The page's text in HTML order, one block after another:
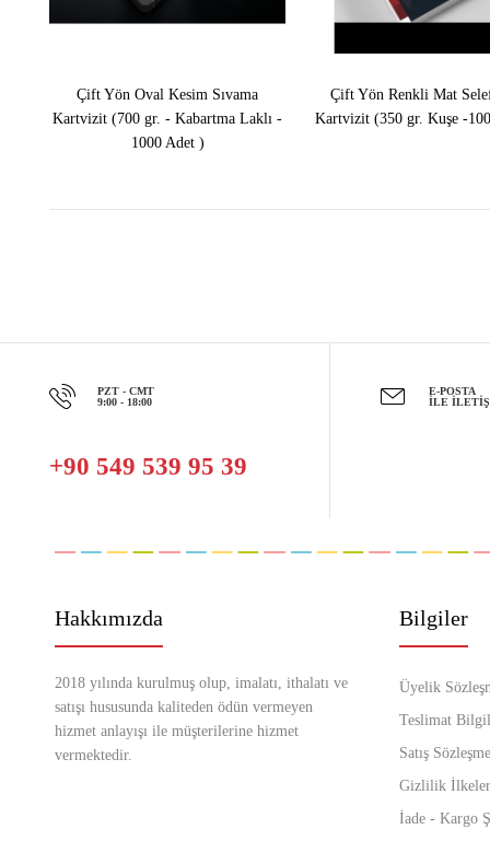
Çift Yön Oval Kesim Sıvama
Kartvizit (700 gr. - Kabartma Laklı -
1000 Adet )
Çift Yön Renkli Mat
Kartvizit (350 gr. Kuşe -
PZT - CMT
9:00 - 18:00
+90 549 539 95 39
E-POSTA
İLE
Hakkımızda
2018 yılında kurulmuş olup, imalatı, ithalatı ve
satışı hususunda kaliteden ödün vermeyen
hizmet anlayışı ile müşterilerine hizmet
vermektedir.
Bilgiler
Üyelik
Teslimat
Satış
Gizlilik
İade - Kargo